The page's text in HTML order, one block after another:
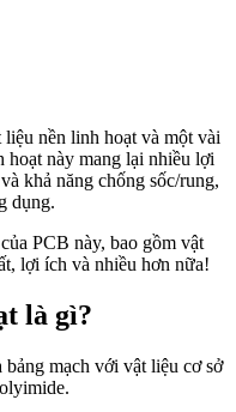
nền linh hoạt và một vài
này mang lại nhiều lợi
khả năng chống sốc/rung,
dụng.
PCB này, bao gồm vật
lợi ích và nhiều hơn nữa!
là gì?
mạch với vật liệu cơ sở